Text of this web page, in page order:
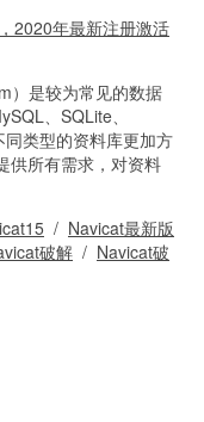
）是较为常见的数据
、SQLite、
类型的资料库更加方
供所有需求，对资料
/ Navicat最新版
破解 / Navicat破